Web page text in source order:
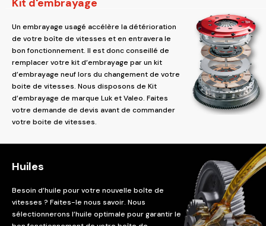
Kit d'embrayage
Un embrayage usagé accélère la détérioration
de votre boîte de vitesses et en entravera le
bon fonctionnement. Il est donc conseillé de
remplacer votre kit d’embrayage par un kit
d’embrayage neuf lors du changement de votre
boite de vitesses. Nous disposons de Kit
d’embrayage de marque Luk et Valeo. Faites
votre demande de devis avant de commander
votre boite de vitesses.
Huiles
Besoin d’huile pour votre nouvelle boîte de
vitesses ? Faites-le nous savoir. Nous
sélectionnerons l’huile optimale pour garantir le